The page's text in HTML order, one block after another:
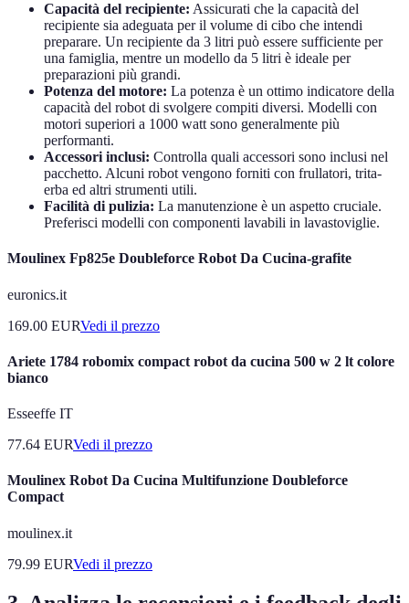
Capacità del recipiente: Assicurati che la capacità del
recipiente sia adeguata per il volume di cibo che intendi
preparare. Un recipiente da 3 litri può essere sufficiente per
una famiglia, mentre un modello da 5 litri è ideale per
preparazioni più grandi.
Potenza del motore: La potenza è un ottimo indicatore della
capacità del robot di svolgere compiti diversi. Modelli con
motori superiori a 1000 watt sono generalmente più
performanti.
Accessori inclusi: Controlla quali accessori sono inclusi nel
pacchetto. Alcuni robot vengono forniti con frullatori, trita-
erba ed altri strumenti utili.
Facilità di pulizia: La manutenzione è un aspetto cruciale.
Preferisci modelli con componenti lavabili in lavastoviglie.
Moulinex Fp825e Doubleforce Robot Da Cucina-grafite
euronics.it
169.00 EURVedi il prezzo
Ariete 1784 robomix compact robot da cucina 500 w 2 lt colore
bianco
Esseeffe IT
77.64 EURVedi il prezzo
Moulinex Robot Da Cucina Multifunzione Doubleforce
Compact
moulinex.it
79.99 EURVedi il prezzo